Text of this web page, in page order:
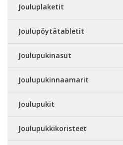
Jouluplaketit
Joulupöytätabletit
Joulupukinasut
Joulupukinnaamarit
Joulupukit
Joulupukkikoristeet